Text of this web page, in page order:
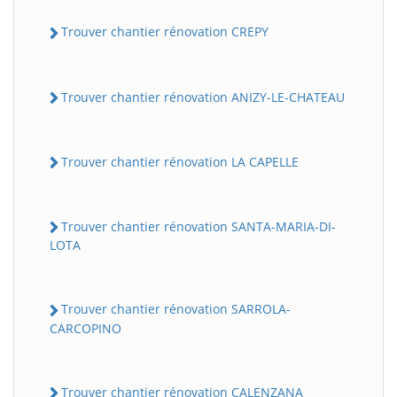
Trouver chantier rénovation CREPY
Trouver chantier rénovation ANIZY-LE-CHATEAU
Trouver chantier rénovation LA CAPELLE
Trouver chantier rénovation SANTA-MARIA-DI-
LOTA
Trouver chantier rénovation SARROLA-
CARCOPINO
Trouver chantier rénovation CALENZANA